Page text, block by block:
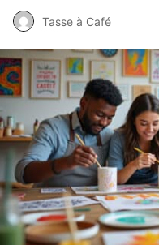
Tasse à Café